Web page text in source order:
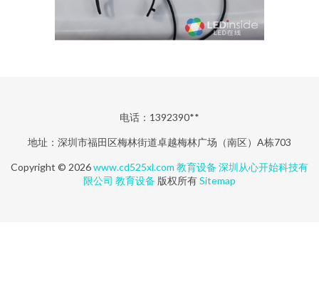
电话：1392390**
地址：深圳市福田区梅林街道卓越梅林广场（南区）A栋703
Copyright © 2026www.cd525xl.com 教育设备 深圳从心开始科技有
限公司 教育设备 版权所有Sitemap